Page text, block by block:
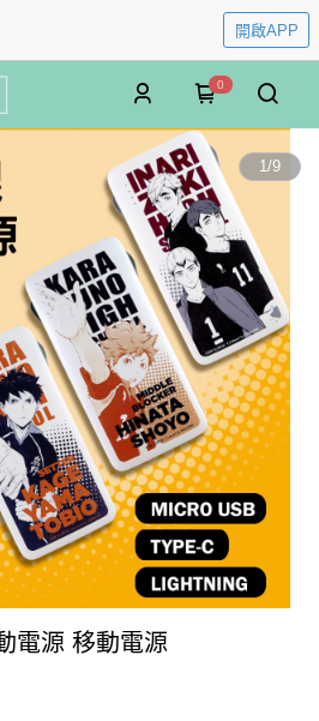
開啟APP
0
1/9
電源 移動電源